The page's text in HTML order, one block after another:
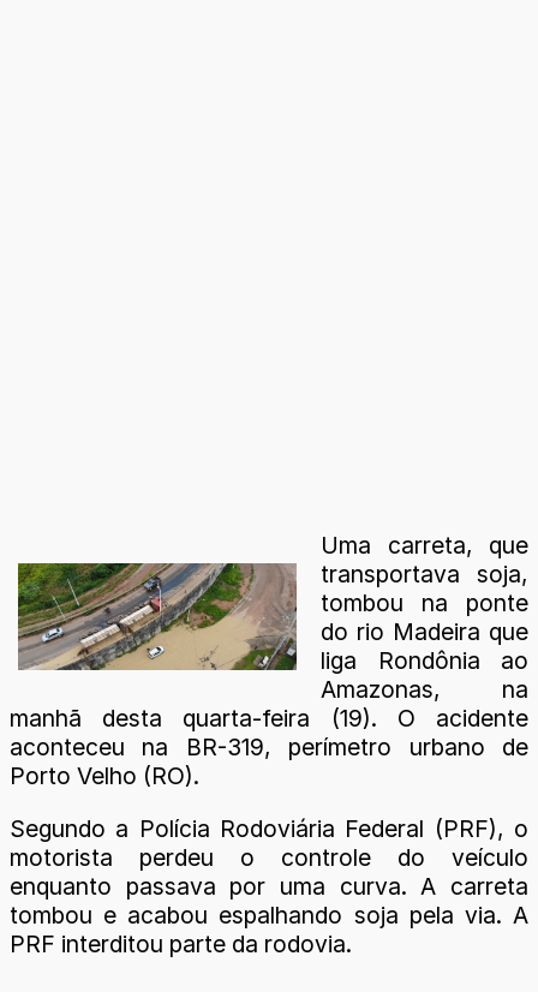
Uma carreta, que
transportava soja,
tombou na ponte
do rio Madeira que
liga Rondônia ao
Amazonas, na
manhã desta quarta-feira (19). O acidente
aconteceu na BR-319, perímetro urbano de
Porto Velho (RO).
Segundo a Polícia Rodoviária Federal (PRF), o
motorista perdeu o controle do veículo
enquanto passava por uma curva. A carreta
tombou e acabou espalhando soja pela via. A
PRF interditou parte da rodovia.